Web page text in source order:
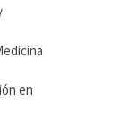
en